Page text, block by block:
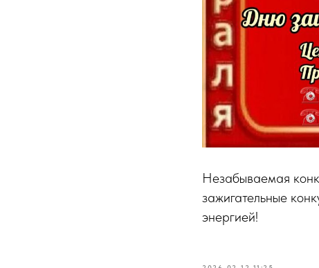
Незабываемая
зажигательные
энергией!